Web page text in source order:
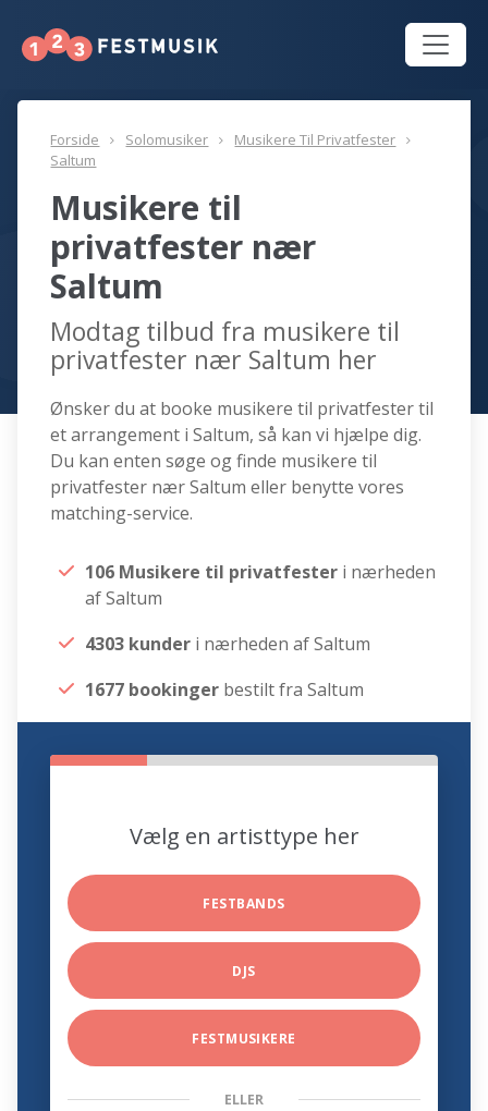
Forside Solomusiker
Musikere Til Privatfester
Saltum
Musikere til
privatfester nær
Saltum
Modtag tilbud fra musikere til
privatfester nær Saltum her
Ønsker du at booke musikere til privatfester til
et arrangement i Saltum, så kan vi hjælpe dig.
Du kan enten søge og finde musikere til
privatfester nær Saltum eller benytte vores
matching-service.
106 Musikere til privatfester i nærheden
af Saltum
4303 kunder i nærheden af Saltum
1677 bookinger bestilt fra Saltum
Vælg en artisttype her
FESTBANDS
DJS
FESTMUSIKERE
ELLER